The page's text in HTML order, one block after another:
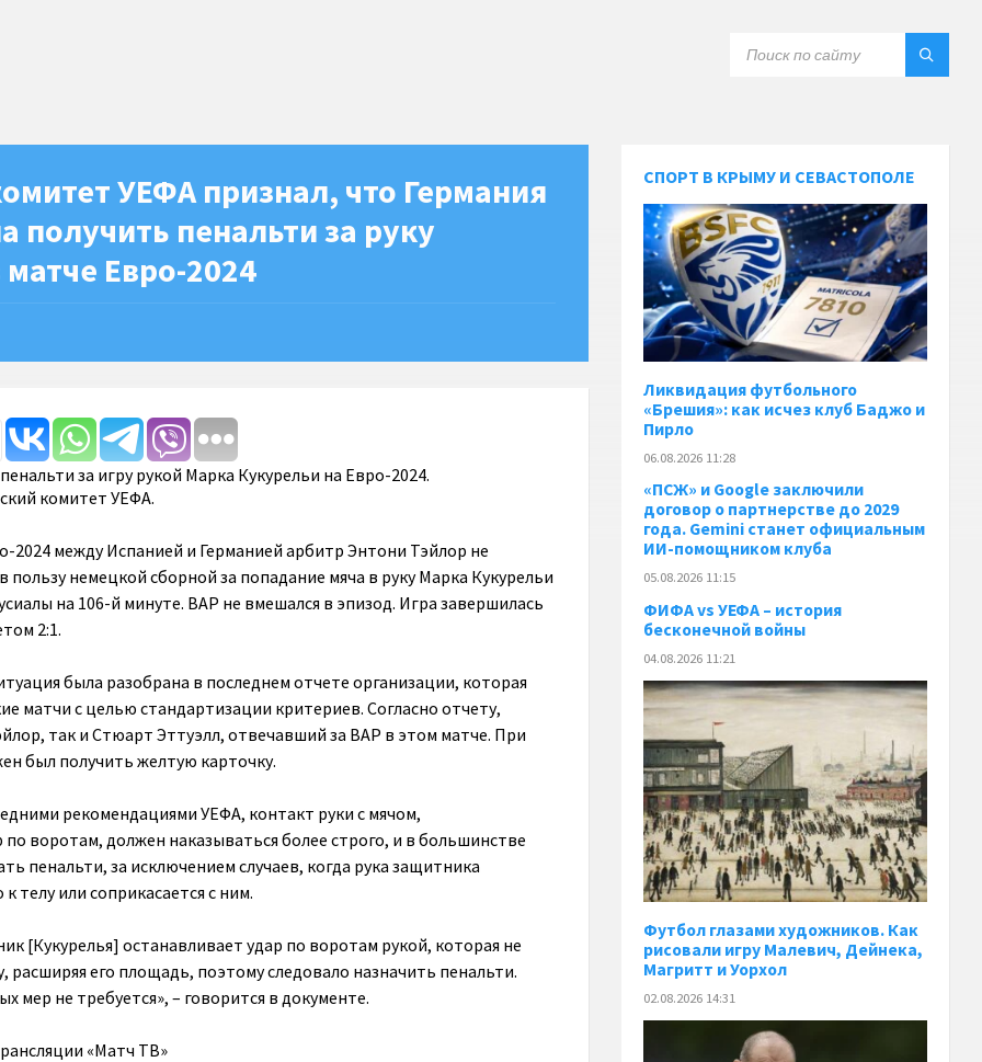
УЕФА признал, что Германия
получить пенальти за руку
Евро-2024
за игру рукой Марка Кукурельи на Евро-2024.
комитет УЕФА.
2024 между Испанией и Германией арбитр Энтони Тэйлор не
пользу немецкой сборной за попадание мяча в руку Марка Кукурельи
на 106-й минуте. ВАР не вмешался в эпизод. Игра завершилась
2:1.
была разобрана в последнем отчете организации, которая
матчи с целью стандартизации критериев. Согласно отчету,
так и Стюарт Эттуэлл, отвечавший за ВАР в этом матче. При
был получить желтую карточку.
рекомендациями УЕФА, контакт руки с мячом,
воротам, должен наказываться более строго, и в большинстве
пенальти, за исключением случаев, когда рука защитника
телу или соприкасается с ним.
[Кукурелья] останавливает удар по воротам рукой, которая не
расширяя его площадь, поэтому следовало назначить пенальти.
мер не требуется», – говорится в документе.
«Матч ТВ»
СПОРТ В КРЫМУ И СЕВАСТОПОЛЕ
Ликвидация футбольного
«Брешия»: как исчез клуб Баджо и
Пирло
06.08.2026 11:28
«ПСЖ» и Google заключили
договор о партнерстве до 2029
года. Gemini станет официальным
ИИ-помощником клуба
05.08.2026 11:15
ФИФА vs УЕФА – история
бесконечной войны
04.08.2026 11:21
Футбол глазами художников. Как
рисовали игру Малевич, Дейнека,
Магритт и Уорхол
02.08.2026 14:31